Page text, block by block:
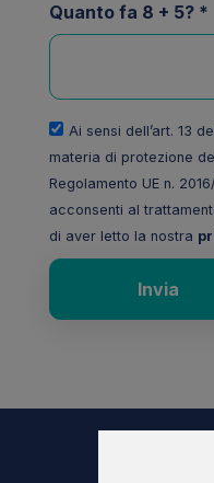
Quanto fa 8 + 5? *
Ai sensi dell’art. 13
materia di protezione
Regolamento UE n.
acconsenti al
di aver letto la nostra
Invia